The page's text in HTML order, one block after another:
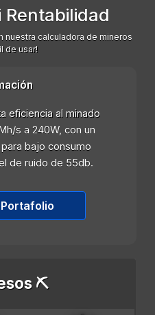
Rentabilidad
nuestra calculadora de mineros
de usar!
eficiencia al minado
s a 240W, con un
bajo consumo
de ruido de 55db.
⛏️